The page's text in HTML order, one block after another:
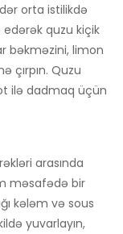
orta istilikdə
edərək quzu kiçik
bəkməzini, limon
çırpın. Quzu
ilə dadmaq üçün
arasında
məsafədə bir
kələm və sous
yuvarlayın,